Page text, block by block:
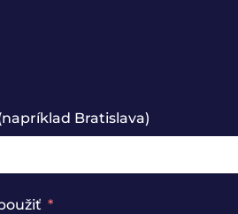
Bratislava)